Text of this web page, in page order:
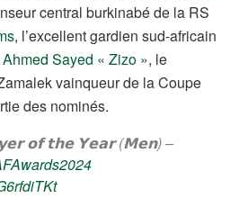
central burkinabé de la RS
, l’excellent gardien sud-africain
Ahmed Sayed « Zizo », le
vainqueur de la Coupe
des nominés.
𝗼𝗳 𝘁𝗵𝗲 𝗬𝗲𝗮𝗿 (𝗠𝗲𝗻) –